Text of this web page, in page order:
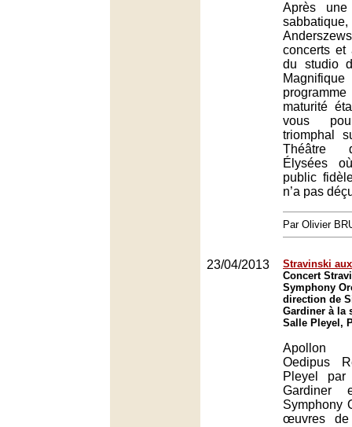
Après
concerts et
du studio
maturité
vous
triomphal
Théâtre
Élysées
public
n’a pas
Par Olivier
23/04/2013
Stravinski
Concert
Symphony
direction de
Gardiner à la
Salle Pleyel,
Apollon
Oedipus
Pleyel
Gardiner
Symphony
œuvres